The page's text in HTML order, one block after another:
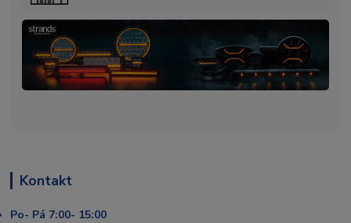
Kontakt
Po- Pá 7:00- 15:00